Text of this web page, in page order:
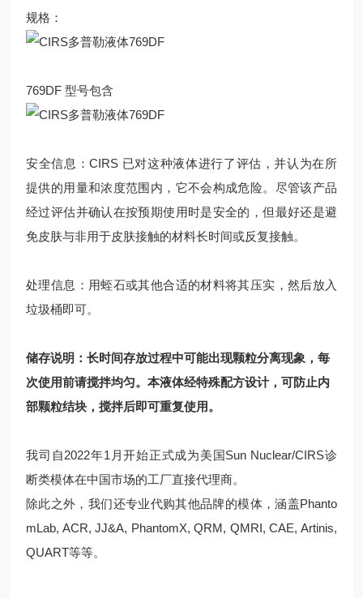
规格：
769DF 型号包含
安全信息：CIRS 已对这种液体进行了评估，并认为在所
提供的用量和浓度范围内，它不会构成危险。尽管该产品
经过评估并确认在按预期使用时是安全的，但最好还是避
免皮肤与非用于皮肤接触的材料长时间或反复接触。
处理信息：用蛭石或其他合适的材料将其压实，然后放入
垃圾桶即可。
储存说明：长时间存放过程中可能出现颗粒分离现象，每
次使用前请搅拌均匀。本液体经特殊配方设计，可防止内
部颗粒结块，搅拌后即可重复使用。
我司自2022年1月开始正式成为美国Sun Nuclear/CIRS诊
断类模体在中国市场的工厂直接代理商。
除此之外，我们还专业代购其他品牌的模体，涵盖Phanto
mLab, ACR, JJ&A, PhantomX, QRM, QMRI, CAE, Artinis,
QUART等等。